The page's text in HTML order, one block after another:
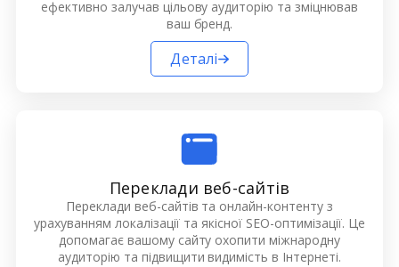
ефективно залучав цільову аудиторію та зміцнював
ваш бренд.
Деталі
Переклади веб-сайтів
Переклади веб-сайтів та онлайн-контенту з
урахуванням локалізації та якісної SEO-оптимізації. Це
допомагає вашому сайту охопити міжнародну
аудиторію та підвищити видимість в Інтернеті.